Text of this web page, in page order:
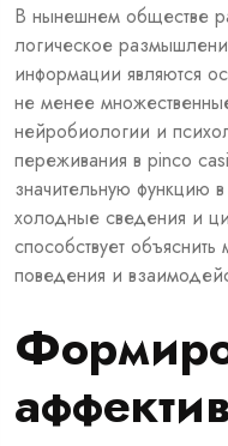
В нынешнем обществе
логическое
информации являются
не менее
нейробиологии и
переживания в pinco
значительную функцию
холодные сведения и
способствует
поведения и